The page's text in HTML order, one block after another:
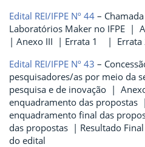
Edital REI/IFPE Nº 44 –
Laboratórios Maker no IFPE |
| Anexo III | Errata 1 | Errata
Edital REI/IFPE Nº 43 –
pesquisadores/as por meio da
pesquisa e de inovação |
enquadramento das
enquadramento final das
das propostas | Resultado
do edital